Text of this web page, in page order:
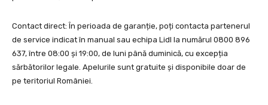
Contact direct: În perioada de garanție, poți contacta partenerul
de service indicat în manual sau echipa Lidl la numărul 0800 896
637, între 08:00 și 19:00, de luni până duminică, cu excepția
sărbătorilor legale. Apelurile sunt gratuite și disponibile doar de
pe teritoriul României.